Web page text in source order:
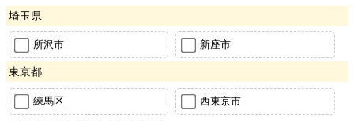
埼玉県
所沢市 新座市
東京都
練馬区 西東京市